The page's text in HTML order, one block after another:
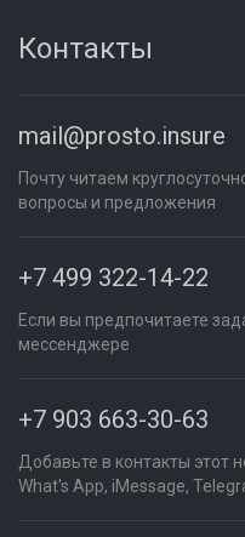
Контакты
mail@prosto.insure
Почту читаем
вопросы и предложения
+7 499 322-14-22
Если вы предпочитаете
мессенджере
+7 903 663-30-63
Добавьте в контакты этот
What's App, iMessage,